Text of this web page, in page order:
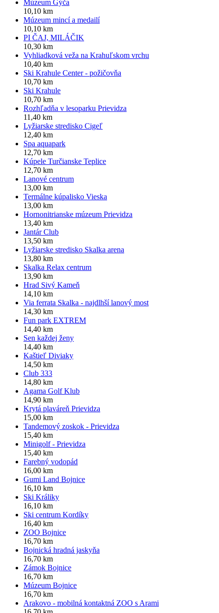
Múzeum Gýča
10,10 km
Múzeum mincí a medailí
10,10 km
PI ČAJ, MILÁČIK
10,30 km
Vyhliadková veža na Krahuľskom vrchu
10,40 km
Ski Krahule Center - požičovňa
10,70 km
Ski Krahule
10,70 km
Rozhľadňa v lesoparku Prievidza
11,40 km
Lyžiarske stredisko Cigeľ
12,40 km
Spa aquapark
12,70 km
Kúpele Turčianske Teplice
12,70 km
Lanové centrum
13,00 km
Termálne kúpalisko Vieska
13,00 km
Hornonitrianske múzeum Prievidza
13,40 km
Jantár Club
13,50 km
Lyžiarske stredisko Skalka arena
13,80 km
Skalka Relax centrum
13,90 km
Hrad Sivý Kameň
14,10 km
Via ferrata Skalka - najdlhší lanový most
14,30 km
Fun park EXTREM
14,40 km
Sen každej ženy
14,40 km
Kaštieľ Diviaky
14,50 km
Club 333
14,80 km
Agama Golf Klub
14,90 km
Krytá plaváreň Prievidza
15,00 km
Tandemový zoskok - Prievidza
15,40 km
Minigolf - Prievidza
15,40 km
Farebný vodopád
16,00 km
Gumi Land Bojnice
16,10 km
Ski Králiky
16,10 km
Ski centrum Kordíky
16,40 km
ZOO Bojnice
16,70 km
Bojnická hradná jaskyňa
16,70 km
Zámok Bojnice
16,70 km
Múzeum Bojnice
16,70 km
Arakovo - mobilná kontaktná ZOO s Arami